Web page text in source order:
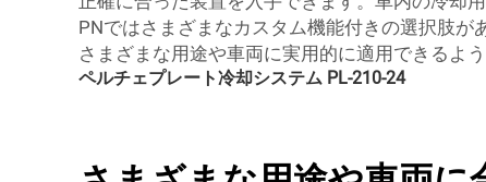
PNではさまざまなカスタム機能付きの選択肢
さまざまな用途や車両に実用的に適用できるよ
ペルチェプレート冷却システム PL-210-24